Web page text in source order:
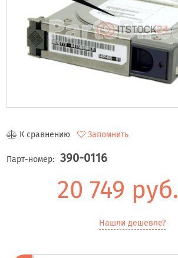
К сравнению Запомнить
Парт-номер: 390-0116
20 749 руб.
Нашли дешевле?